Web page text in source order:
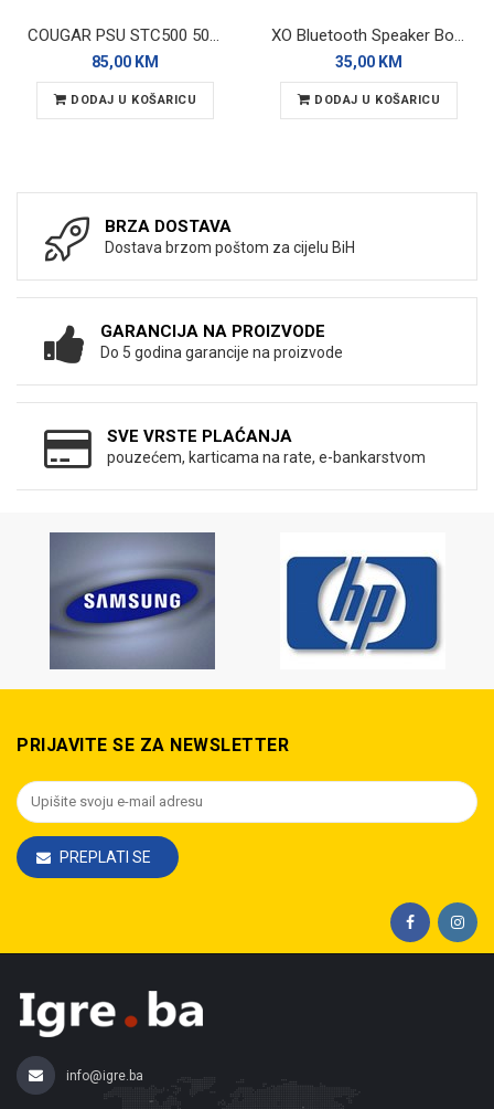
COUGAR PSU STC500 500W
85,00 KM
DODAJ U KOŠARICU
XO Bluetooth Speaker BoomBox F82 Black RGB
35,00 KM
DODAJ U KOŠARICU
BRZA DOSTAVA
Dostava brzom poštom za cijelu BiH
GARANCIJA NA PROIZVODE
Do 5 godina garancije na proizvode
SVE VRSTE PLAĆANJA
pouzećem, karticama na rate, e-bankarstvom
PRIJAVITE SE ZA NEWSLETTER
PREPLATI SE
info@igre.ba